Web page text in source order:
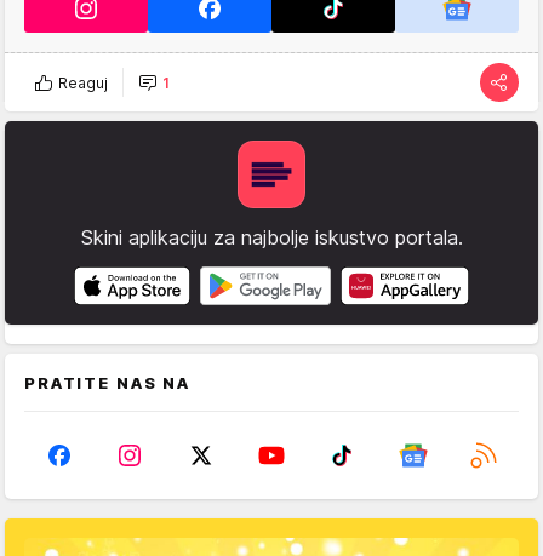
Reaguj 1
Skini aplikaciju za najbolje iskustvo portala.
PRATITE NAS NA